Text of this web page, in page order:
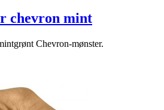
chevron mint
Chevron-mønster.